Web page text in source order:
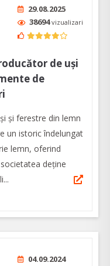
29.08.2025
38694vizualizari
de uși
de
şi ferestre din lemn
un istoric îndelungat
lemn, oferind
deține
04.09.2024